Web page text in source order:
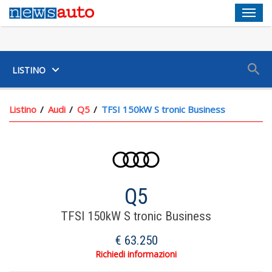
LISTINO
Listino Audi Q5 TFSI 150kW S tronic Business
Q5
TFSI 150kW S tronic Business
€ 63.250
Richiedi informazioni